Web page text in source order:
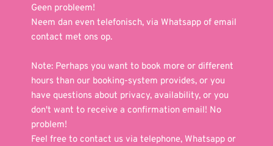
Geen probleem!
Neem dan even telefonisch, via Whatsapp of email
contact met ons op.
Note: Perhaps you want to book more or different
hours than our booking-system provides, or you
have questions about privacy, availability, or you
don't want to receive a confirmation email! No
problem!
Feel free to contact us via telephone, Whatsapp or